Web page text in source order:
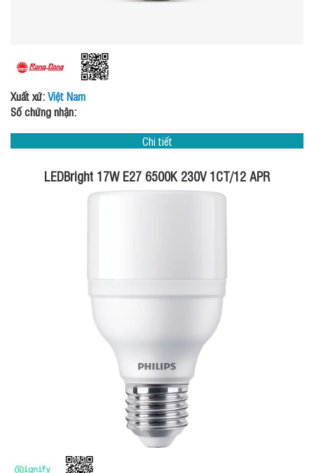
Xuất xứ:Việt Nam
Số chứng nhận:
Chi tiết
LEDBright 17W E27 6500K 230V 1CT/12 APR